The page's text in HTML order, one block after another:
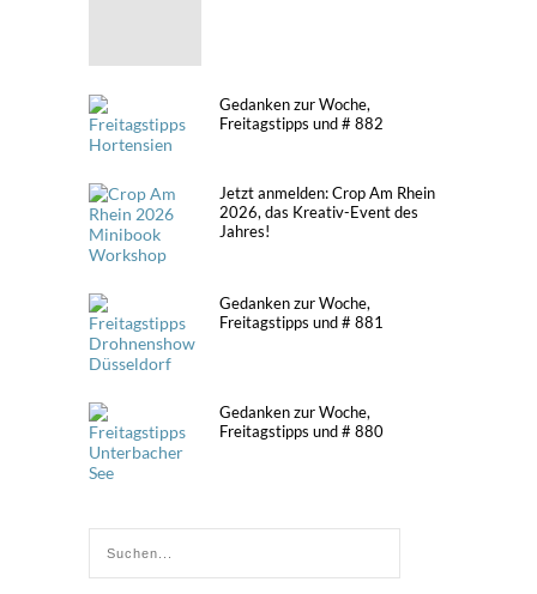
Gedanken zur Woche,
Freitagstipps und # 882
Jetzt anmelden: Crop Am Rhein
2026, das Kreativ-Event des
Jahres!
Gedanken zur Woche,
Freitagstipps und # 881
Gedanken zur Woche,
Freitagstipps und # 880